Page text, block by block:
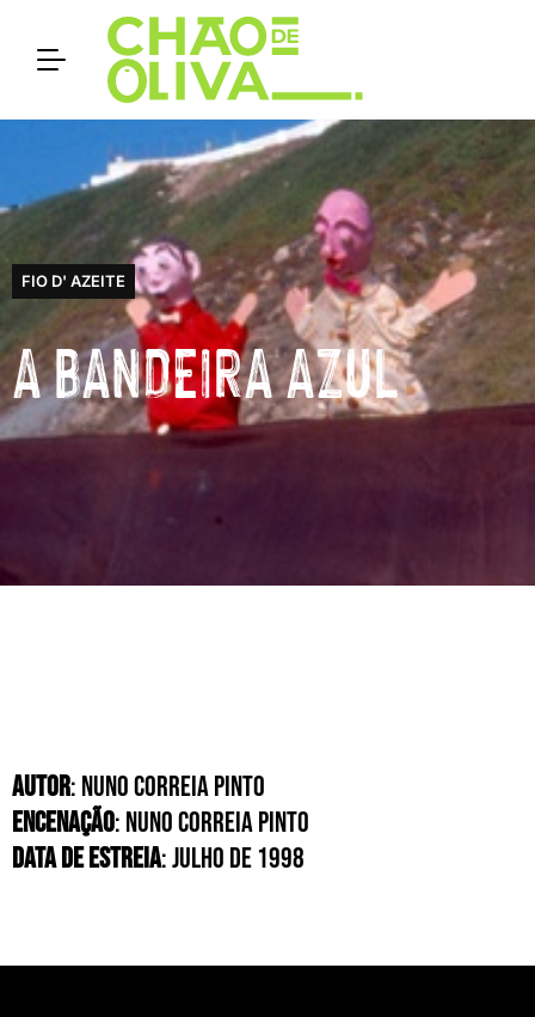
FIO D' AZEITE
A BANDEIRA AZUL
AUTOR: NUNO CORREIA PINTO
ENCENAÇÃO: NUNO CORREIA PINTO
DATA DE ESTREIA: JULHO DE 1998